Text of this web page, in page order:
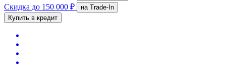
Скидка до 150 000 ₽
на Trade-In
Купить в кредит